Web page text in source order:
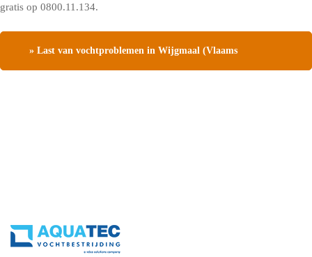
gratis op 0800.11.134.
» Last van vochtproblemen in Wijgmaal (Vlaams